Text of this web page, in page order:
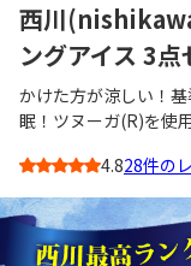
西川
ングアイス 3
かけた方が涼しい！
眠！ツヌーガ(R)を使
4.828件の